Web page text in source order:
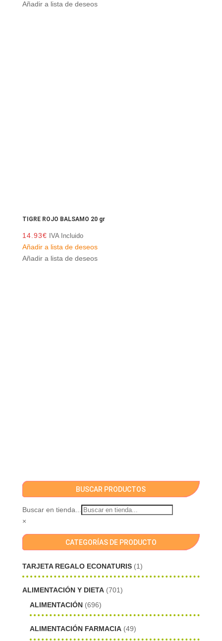
Añadir a lista de deseos
TIGRE ROJO BALSAMO 20 gr
14.93€ IVA Incluido
Añadir a lista de deseos
Añadir a lista de deseos
BUSCAR PRODUCTOS
Buscar en tienda...
×
CATEGORÍAS DE PRODUCTO
TARJETA REGALO ECONATURIS (1)
ALIMENTACIÓN Y DIETA (701)
ALIMENTACIÓN (696)
ALIMENTACIÓN FARMACIA (49)